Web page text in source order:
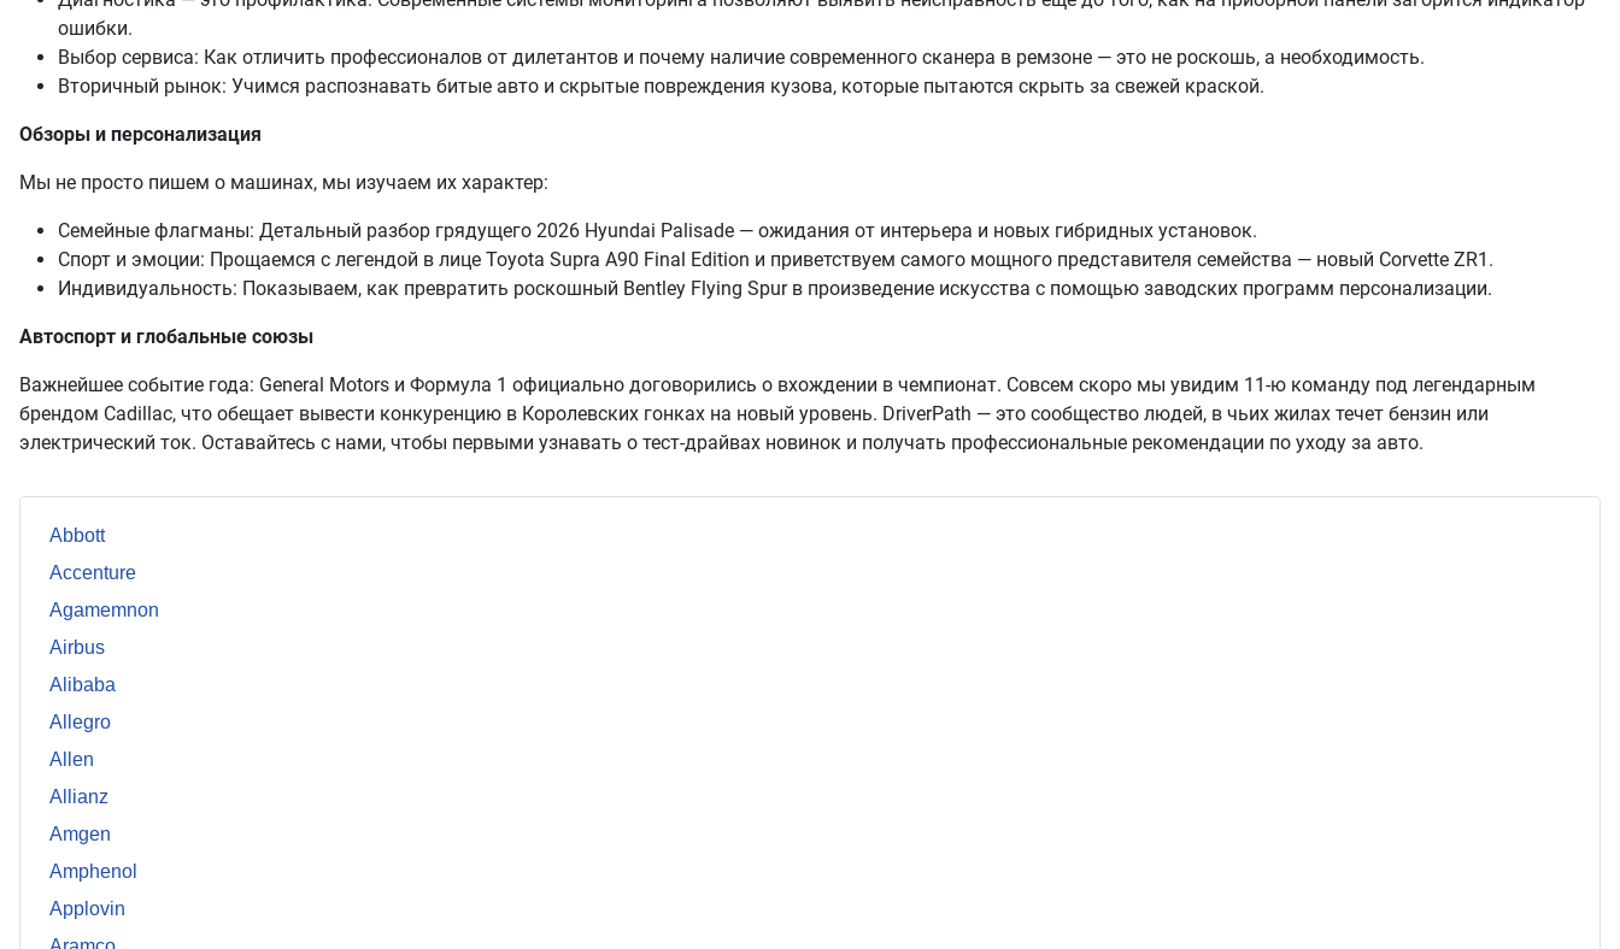
ошибки.
Выбор сервиса: Как отличить профессионалов от дилетантов и почему наличие современного сканера в ремзоне — это не роскошь, а необходимость.
Вторичный рынок: Учимся распознавать битые авто и скрытые повреждения кузова, которые пытаются скрыть за свежей краской.
Обзоры и персонализация
Мы не просто пишем о машинах, мы изучаем их характер:
Семейные флагманы: Детальный разбор грядущего 2026 Hyundai Palisade — ожидания от интерьера и новых гибридных установок.
Спорт и эмоции: Прощаемся с легендой в лице Toyota Supra A90 Final Edition и приветствуем самого мощного представителя семейства — новый Corvette ZR1.
Индивидуальность: Показываем, как превратить роскошный Bentley Flying Spur в произведение искусства с помощью заводских программ персонализации.
Автоспорт и глобальные союзы
Важнейшее событие года: General Motors и Формула 1 официально договорились о вхождении в чемпионат. Совсем скоро мы увидим 11-ю команду под легендарным
брендом Cadillac, что обещает вывести конкуренцию в Королевских гонках на новый уровень. DriverPath — это сообщество людей, в чьих жилах течет бензин или
электрический ток. Оставайтесь с нами, чтобы первыми узнавать о тест-драйвах новинок и получать профессиональные рекомендации по уходу за авто.
Abbott
Accenture
Agamemnon
Airbus
Alibaba
Allegro
Allen
Allianz
Amgen
Amphenol
Applovin